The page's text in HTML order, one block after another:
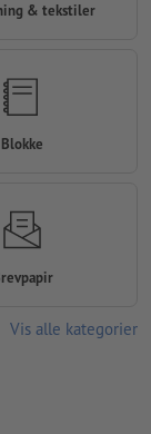
& tekstiler
Blokke
Vis alle kategorier